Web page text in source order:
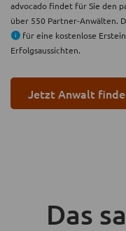
advocado findet für Sie den
über 550 Partner-Anwälten.
für eine kostenlose
Erfolgsaussichten.
Jetzt Anwalt
Das